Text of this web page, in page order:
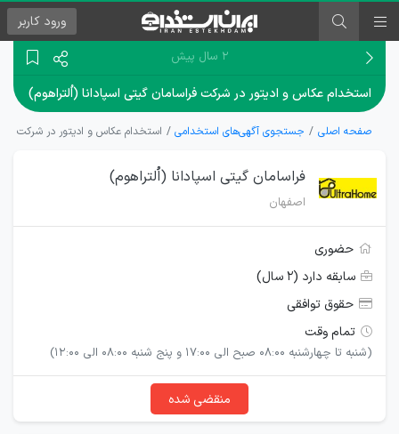
ورود کاربر
۲ سال پیش
استخدام عکاس و ادیتور در شرکت فراسامان گیتی اسپادانا (اُلتراهوم)
صفحه اصلی جستجوی آگهی‌های استخدامی استخدام عکاس و ادیتور در شرکت
فراسامان گیتی اسپادانا (اُلتراهوم)
اصفهان
حضوری
سابقه دارد (۲ سال)
حقوق توافقی
تمام وقت
(شنبه تا چهارشنبه 08:00 صبح الی 17:00 و پنج شنبه 08:00 الی 12:00)
منقضی شده